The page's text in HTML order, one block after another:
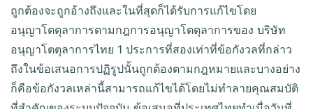
ถูกต้องจะถูกอ้างถึงและในที่สุดก็ได้รับการแก้ไขโดย
อนุญาโตตุลาการตามกฎการอนุญาโตตุลาการของ บริษัท
อนุญาโตตุลาการไทย 1 ประการที่สองเท่าที่ข้อกังวลที่กล่าว
ถึงในข้อเสนอการปฏิรูปนั้นถูกต้องตามกฎหมายและบางอย่าง
ก็คือข้อกังวลเหล่านี้สามารถแก้ไขได้โดยไม่ทำลายคุณสมบัติ